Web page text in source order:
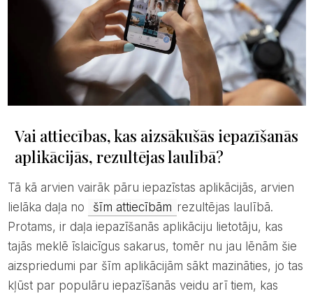
Vai attiecības, kas aizsākušās iepazīšanās
aplikācijās, rezultējas laulībā?
Tā kā arvien vairāk pāru iepazīstas aplikācijās, arvien
lielāka daļa no
šīm attiecībām rezultējas laulībā.
Protams, ir daļa iepazīšanās aplikāciju lietotāju, kas
tajās meklē īslaicīgus sakarus, tomēr nu jau lēnām šie
aizspriedumi par šīm aplikācijām sākt mazināties, jo tas
kļūst par populāru iepazīšanās veidu arī tiem, kas